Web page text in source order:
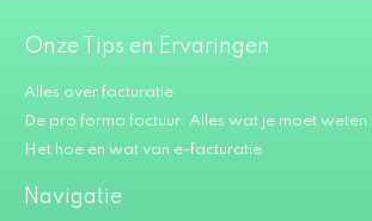
Onze Tips en Ervaringen
Alles over facturatie
De pro forma factuur: Alles wat je moet weten.
Het hoe en wat van e-facturatie
Navigatie